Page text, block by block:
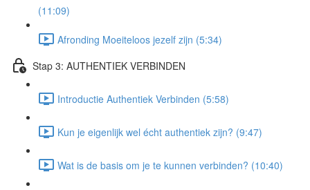
(11:09)
Afronding Moeiteloos jezelf zijn (5:34)
Stap 3: AUTHENTIEK VERBINDEN
Introductie Authentiek Verbinden (5:58)
Kun je eigenlijk wel écht authentiek zijn? (9:47)
Wat is de basis om je te kunnen verbinden? (10:40)